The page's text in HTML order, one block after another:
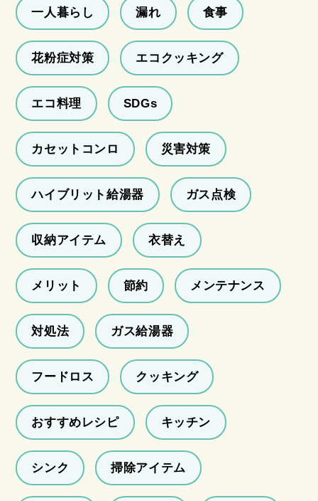
一人暮らし 漏れ 食事
花粉症対策 エコクッキング
エコ料理 SDGs
カセットコンロ 災害対策
ハイブリット給湯器 ガス点検
収納アイテム 衣替え
メリット 節約 メンテナンス
対処法 ガス給湯器
フードロス クッキング
おすすめレシピ キッチン
シンク 掃除アイテム